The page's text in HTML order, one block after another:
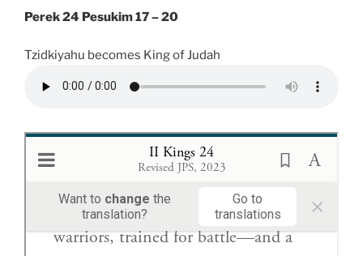
Perek 24 Pesukim 17 – 20
Tzidkiyahu becomes King of Judah